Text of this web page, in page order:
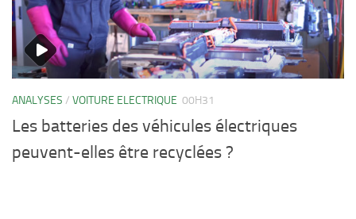
ANALYSES / VOITURE ELECTRIQUE 00H31
Les batteries des véhicules électriques
peuvent-elles être recyclées ?